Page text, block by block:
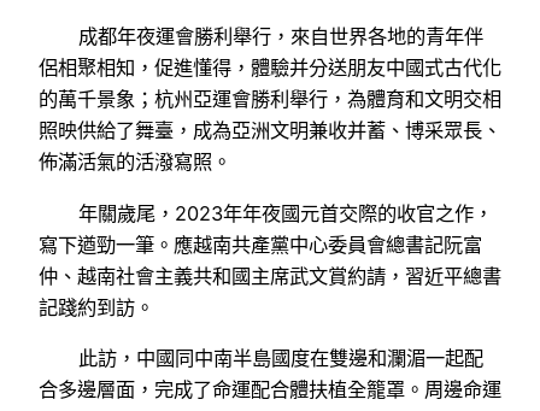
成都年夜運會勝利舉行，來自世界各地的青年伴
侶相聚相知，促進懂得，體驗并分送朋友中國式古代化
的萬千景象；杭州亞運會勝利舉行，為體育和文明交相
照映供給了舞臺，成為亞洲文明兼收并蓄、博采眾長、
佈滿活氣的活潑寫照。
年關歲尾，2023年年夜國元首交際的收官之作，
寫下遒勁一筆。應越南共產黨中心委員會總書記阮富
仲、越南社會主義共和國主席武文賞約請，習近平總書
記踐約到訪。
此訪，中國同中南半島國度在雙邊和瀾湄一起配
合多邊層面，完成了命運配合體扶植全籠罩。周邊命運